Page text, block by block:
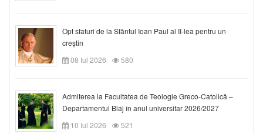
Opt sfaturi de la Sfântul Ioan Paul al II-lea pentru un
creștin
08 Iul 2026
580
Admiterea la Facultatea de Teologie Greco-Catolică –
Departamentul Blaj în anul universitar 2026/2027
10 Iul 2026
521